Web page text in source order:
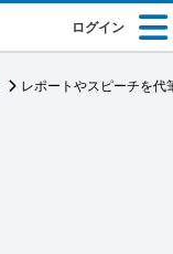
ログイン
レポートやスピーチを代